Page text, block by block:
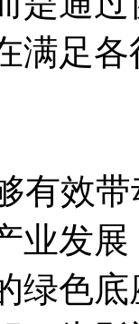
满足
效带
业发
绿色